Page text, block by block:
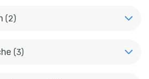
(2)
(3)